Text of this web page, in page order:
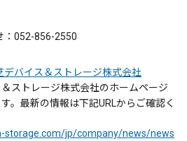
：052-856-2550
バイス＆ストレージ株式会社
ストレージ株式会社のホームページ
。最新の情報は下記URLからご確認く
storage.com/jp/company/news/news